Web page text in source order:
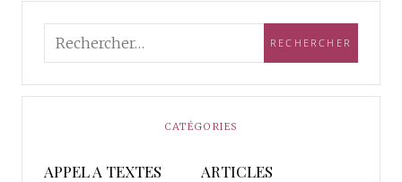
CATÉGORIES
APPEL A TEXTES
ARTICLES